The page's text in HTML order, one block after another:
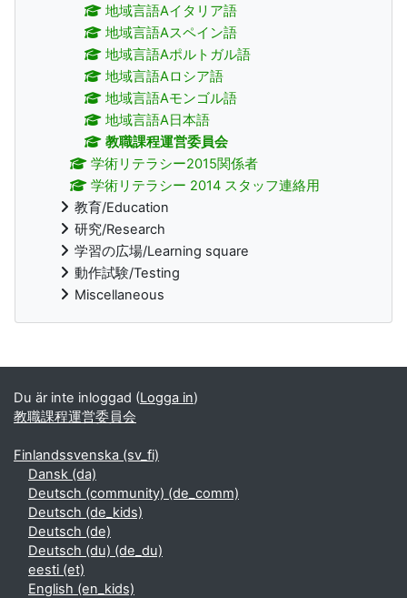
地域言語Aイタリア語
地域言語Aスペイン語
地域言語Aポルトガル語
地域言語Aロシア語
地域言語Aモンゴル語
地域言語A日本語
教職課程運営委員会
学術リテラシー2015関係者
学術リテラシー 2014 スタッフ連絡用
教育/Education
研究/Research
学習の広場/Learning square
動作試験/Testing
Miscellaneous
Kompletterande block
Du är inte inloggad (Logga in)
教職課程運営委員会
Finlandssvenska ‎(sv_fi)‎
Dansk ‎(da)‎
Deutsch (community) ‎(de_comm)‎
Deutsch ‎(de_kids)‎
Deutsch ‎(de)‎
Deutsch (du) ‎(de_du)‎
eesti ‎(et)‎
English ‎(en_kids)‎